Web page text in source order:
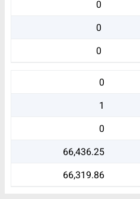
0
0
0
0
1
0
66,436.25
66,319.86